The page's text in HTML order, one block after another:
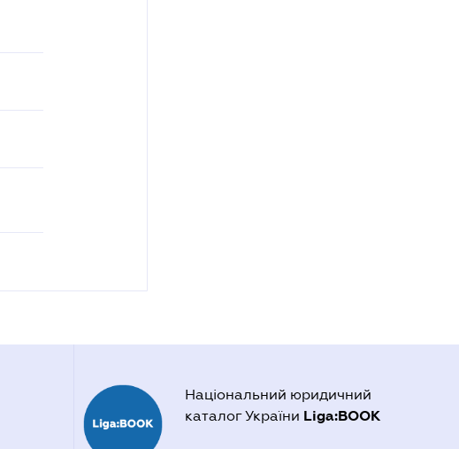
Національний юридичний
каталог України Liga:BOOK